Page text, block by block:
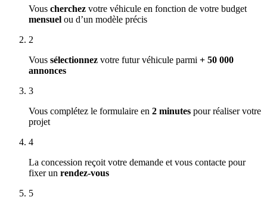
Vous cherchez votre véhicule en fonction de votre budget
mensuel ou d’un modèle précis
2
Vous sélectionnez votre futur véhicule parmi + 50 000
annonces
3
Vous complétez le formulaire en 2 minutes pour réaliser votre
projet
4
La concession reçoit votre demande et vous contacte pour
fixer un rendez-vous
5